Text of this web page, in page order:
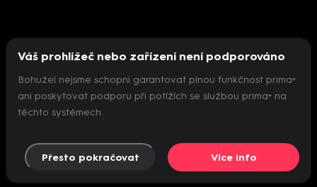
Nepodařilo se inicializovat přehrávač
Váš prohlížeč nebo zařízení není podporováno
Bohužel nejsme schopni garantovat plnou funkčnost prima+
ani poskytovat podporu při potížích se službou prima+ na
těchto systémech.
Přesto pokračovat Více info